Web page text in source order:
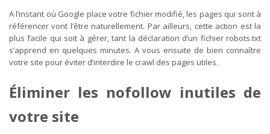
A l’instant où Google place votre fichier modifié, les pages qui sont à
référencer vont l’être naturellement. Par ailleurs, cette action est la
plus facile qui soit à gérer, tant la déclaration d’un fichier robots.txt
s’apprend en quelques minutes. A vous ensuite de bien connaître
votre site pour éviter d’interdire le crawl des pages utiles.
Éliminer les nofollow inutiles de
votre site